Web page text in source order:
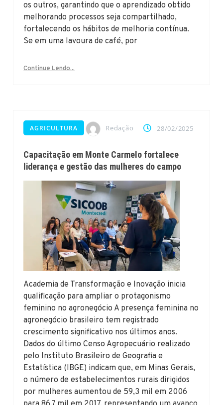
os outros, garantindo que o aprendizado obtido
melhorando processos seja compartilhado,
fortalecendo os hábitos de melhoria contínua.
Se em uma lavoura de café, por
Continue Lendo...
AGRICULTURA Redação 28/02/2025
Capacitação em Monte Carmelo fortalece
liderança e gestão das mulheres do campo
Academia de Transformação e Inovação inicia
qualificação para ampliar o protagonismo
feminino no agronegócio A presença feminina no
agronegócio brasileiro tem registrado
crescimento significativo nos últimos anos.
Dados do último Censo Agropecuário realizado
pelo Instituto Brasileiro de Geografia e
Estatística (IBGE) indicam que, em Minas Gerais,
o número de estabelecimentos rurais dirigidos
por mulheres aumentou de 59,3 mil em 2006